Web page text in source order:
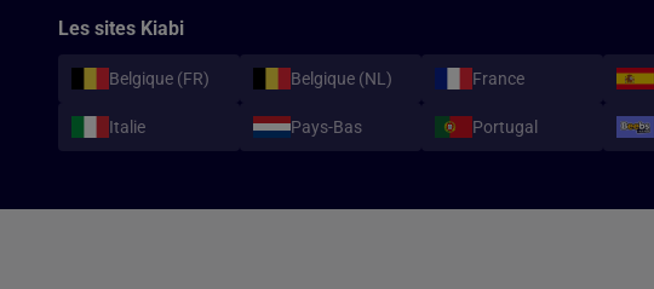
Les sites Kiabi
Belgique (FR) Belgique (NL) France
Italie Pays-Bas Portugal